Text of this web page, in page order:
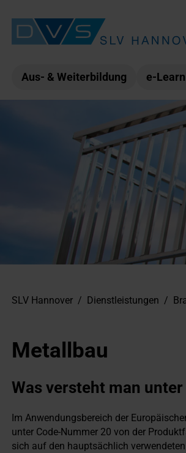
Aus- & Weiterbildung e-
SLV Hannover / Dienstleistungen /
Metallbau
Was versteht man
Im Anwendungsbereich der
unter Code-Nummer 20 von der
sich auf den hauptsächlich